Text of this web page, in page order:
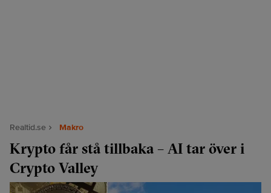
Realtid.se Makro
Krypto får stå tillbaka – AI tar över i
Crypto Valley